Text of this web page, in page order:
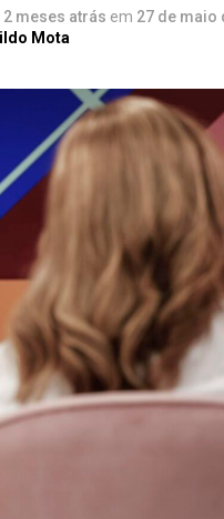
2 meses atrás em 27 de maio
Mota